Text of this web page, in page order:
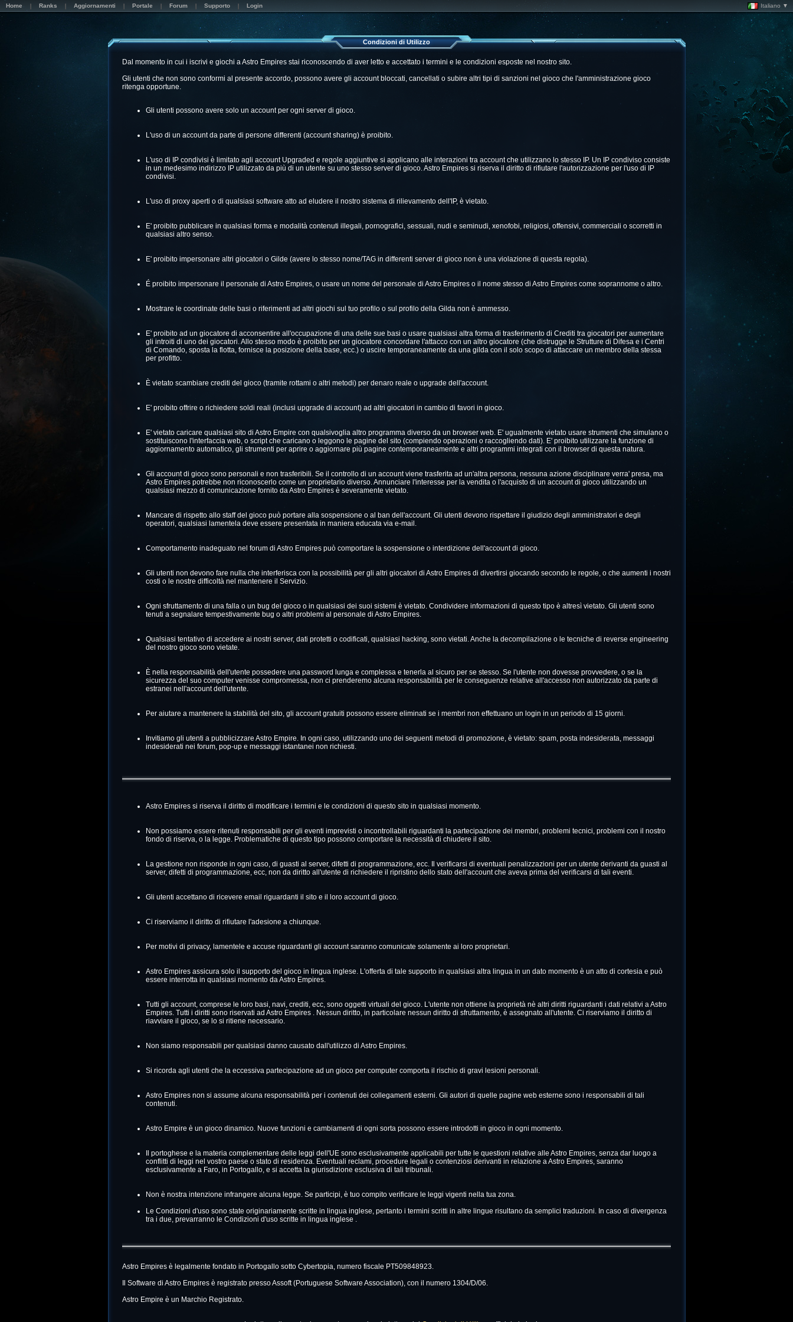
Home Ranks Aggiornamenti Portale Forum Supporto Login Italiano ▼
Condizioni di Utilizzo
Dal momento in cui i iscrivi e giochi a Astro Empires stai riconoscendo di aver letto e accettato i termini e le condizioni esposte nel nostro sito.
Gli utenti che non sono conformi al presente accordo, possono avere gli account bloccati, cancellati o subire altri tipi di sanzioni nel gioco che l'amministrazione gioco
ritenga opportune.
Gli utenti possono avere solo un account per ogni server di gioco.
L'uso di un account da parte di persone differenti (account sharing) è proibito.
L'uso di IP condivisi è limitato agli account Upgraded e regole aggiuntive si applicano alle interazioni tra account che utilizzano lo stesso IP. Un IP condiviso consiste
in un medesimo indirizzo IP utilizzato da più di un utente su uno stesso server di gioco. Astro Empires si riserva il diritto di rifiutare l'autorizzazione per l'uso di IP
condivisi.
L'uso di proxy aperti o di qualsiasi software atto ad eludere il nostro sistema di rilievamento dell'IP, è vietato.
E' proibito pubblicare in qualsiasi forma e modalità contenuti illegali, pornografici, sessuali, nudi e seminudi, xenofobi, religiosi, offensivi, commerciali o scorretti in
qualsiasi altro senso.
E' proibito impersonare altri giocatori o Gilde (avere lo stesso nome/TAG in differenti server di gioco non è una violazione di questa regola).
É proibito impersonare il personale di Astro Empires, o usare un nome del personale di Astro Empires o il nome stesso di Astro Empires come soprannome o altro.
Mostrare le coordinate delle basi o riferimenti ad altri giochi sul tuo profilo o sul profilo della Gilda non è ammesso.
E' proibito ad un giocatore di acconsentire all'occupazione di una delle sue basi o usare qualsiasi altra forma di trasferimento di Crediti tra giocatori per aumentare
gli introiti di uno dei giocatori. Allo stesso modo è proibito per un giocatore concordare l'attacco con un altro giocatore (che distrugge le Strutture di Difesa e i Centri
di Comando, sposta la flotta, fornisce la posizione della base, ecc.) o uscire temporaneamente da una gilda con il solo scopo di attaccare un membro della stessa
per profitto.
È vietato scambiare crediti del gioco (tramite rottami o altri metodi) per denaro reale o upgrade dell'account.
E' proibito offrire o richiedere soldi reali (inclusi upgrade di account) ad altri giocatori in cambio di favori in gioco.
E' vietato caricare qualsiasi sito di Astro Empire con qualsivoglia altro programma diverso da un browser web. E' ugualmente vietato usare strumenti che simulano o
sostituiscono l'interfaccia web, o script che caricano o leggono le pagine del sito (compiendo operazioni o raccogliendo dati). E' proibito utilizzare la funzione di
aggiornamento automatico, gli strumenti per aprire o aggiornare più pagine contemporaneamente e altri programmi integrati con il browser di questa natura.
Gli account di gioco sono personali e non trasferibili. Se il controllo di un account viene trasferita ad un'altra persona, nessuna azione disciplinare verra' presa, ma
Astro Empires potrebbe non riconoscerlo come un proprietario diverso. Annunciare l'interesse per la vendita o l'acquisto di un account di gioco utilizzando un
qualsiasi mezzo di comunicazione fornito da Astro Empires è severamente vietato.
Mancare di rispetto allo staff del gioco può portare alla sospensione o al ban dell'account. Gli utenti devono rispettare il giudizio degli amministratori e degli
operatori, qualsiasi lamentela deve essere presentata in maniera educata via e-mail.
Comportamento inadeguato nel forum di Astro Empires può comportare la sospensione o interdizione dell'account di gioco.
Gli utenti non devono fare nulla che interferisca con la possibilità per gli altri giocatori di Astro Empires di divertirsi giocando secondo le regole, o che aumenti i nostri
costi o le nostre difficoltà nel mantenere il Servizio.
Ogni sfruttamento di una falla o un bug del gioco o in qualsiasi dei suoi sistemi è vietato. Condividere informazioni di questo tipo è altresì vietato. Gli utenti sono
tenuti a segnalare tempestivamente bug o altri problemi al personale di Astro Empires.
Qualsiasi tentativo di accedere ai nostri server, dati protetti o codificati, qualsiasi hacking, sono vietati. Anche la decompilazione o le tecniche di reverse engineering
del nostro gioco sono vietate.
È nella responsabilità dell'utente possedere una password lunga e complessa e tenerla al sicuro per se stesso. Se l'utente non dovesse provvedere, o se la
sicurezza del suo computer venisse compromessa, non ci prenderemo alcuna responsabilità per le conseguenze relative all'accesso non autorizzato da parte di
estranei nell'account dell'utente.
Per aiutare a mantenere la stabilità del sito, gli account gratuiti possono essere eliminati se i membri non effettuano un login in un periodo di 15 giorni.
Invitiamo gli utenti a pubblicizzare Astro Empire. In ogni caso, utilizzando uno dei seguenti metodi di promozione, è vietato: spam, posta indesiderata, messaggi
indesiderati nei forum, pop-up e messaggi istantanei non richiesti.
Astro Empires si riserva il diritto di modificare i termini e le condizioni di questo sito in qualsiasi momento.
Non possiamo essere ritenuti responsabili per gli eventi imprevisti o incontrollabili riguardanti la partecipazione dei membri, problemi tecnici, problemi con il nostro
fondo di riserva, o la legge. Problematiche di questo tipo possono comportare la necessità di chiudere il sito.
La gestione non risponde in ogni caso, di guasti al server, difetti di programmazione, ecc. Il verificarsi di eventuali penalizzazioni per un utente derivanti da guasti al
server, difetti di programmazione, ecc, non da diritto all'utente di richiedere il ripristino dello stato dell'account che aveva prima del verificarsi di tali eventi.
Gli utenti accettano di ricevere email riguardanti il sito e il loro account di gioco.
Ci riserviamo il diritto di rifiutare l'adesione a chiunque.
Per motivi di privacy, lamentele e accuse riguardanti gli account saranno comunicate solamente ai loro proprietari.
Astro Empires assicura solo il supporto del gioco in lingua inglese. L'offerta di tale supporto in qualsiasi altra lingua in un dato momento è un atto di cortesia e può
essere interrotta in qualsiasi momento da Astro Empires.
Tutti gli account, comprese le loro basi, navi, crediti, ecc, sono oggetti virtuali del gioco. L'utente non ottiene la proprietà nè altri diritti riguardanti i dati relativi a Astro
Empires. Tutti i diritti sono riservati ad Astro Empires . Nessun diritto, in particolare nessun diritto di sfruttamento, è assegnato all'utente. Ci riserviamo il diritto di
riavviare il gioco, se lo si ritiene necessario.
Non siamo responsabili per qualsiasi danno causato dall'utilizzo di Astro Empires.
Si ricorda agli utenti che la eccessiva partecipazione ad un gioco per computer comporta il rischio di gravi lesioni personali.
Astro Empires non si assume alcuna responsabilità per i contenuti dei collegamenti esterni. Gli autori di quelle pagine web esterne sono i responsabili di tali
contenuti.
Astro Empire è un gioco dinamico. Nuove funzioni e cambiamenti di ogni sorta possono essere introdotti in gioco in ogni momento.
Il portoghese e la materia complementare delle leggi dell'UE sono esclusivamente applicabili per tutte le questioni relative alle Astro Empires, senza dar luogo a
conflitti di leggi nel vostro paese o stato di residenza. Eventuali reclami, procedure legali o contenziosi derivanti in relazione a Astro Empires, saranno
esclusivamente a Faro, in Portogallo, e si accetta la giurisdizione esclusiva di tali tribunali.
Non è nostra intenzione infrangere alcuna legge. Se participi, è tuo compito verificare le leggi vigenti nella tua zona.
Le Condizioni d'uso sono state originariamente scritte in lingua inglese, pertanto i termini scritti in altre lingue risultano da semplici traduzioni. In caso di divergenza
tra i due, prevarranno le Condizioni d'uso scritte in lingua inglese .
Astro Empires è legalmente fondato in Portogallo sotto Cybertopia, numero fiscale PT509848923.
Il Software di Astro Empires è registrato presso Assoft (Portuguese Software Association), con il numero 1304/D/06.
Astro Empire è un Marchio Registrato.